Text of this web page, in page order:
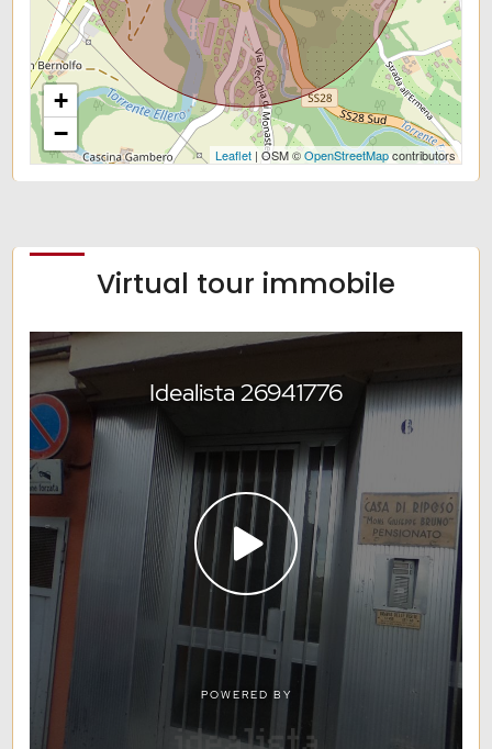
+
−
Leaflet| OSM ©OpenStreetMapcontributors
Virtual tour immobile